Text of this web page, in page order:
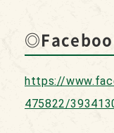
https://
475822/